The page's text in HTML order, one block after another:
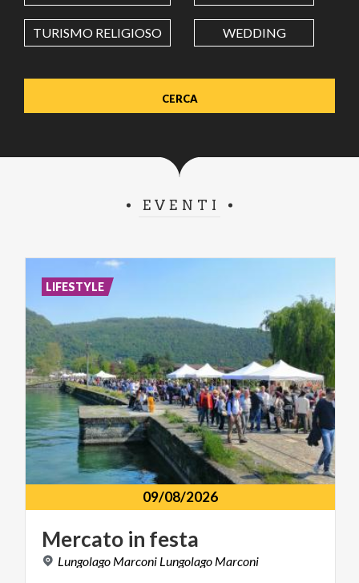
Value in decimal degrees. Use dot (.) as decimal separator.
TURISMO RELIGIOSO WEDDING
EVENTI
09/08/2026
Mercato in festa
Lungolago Marconi Lungolago Marconi
LIFESTYLE